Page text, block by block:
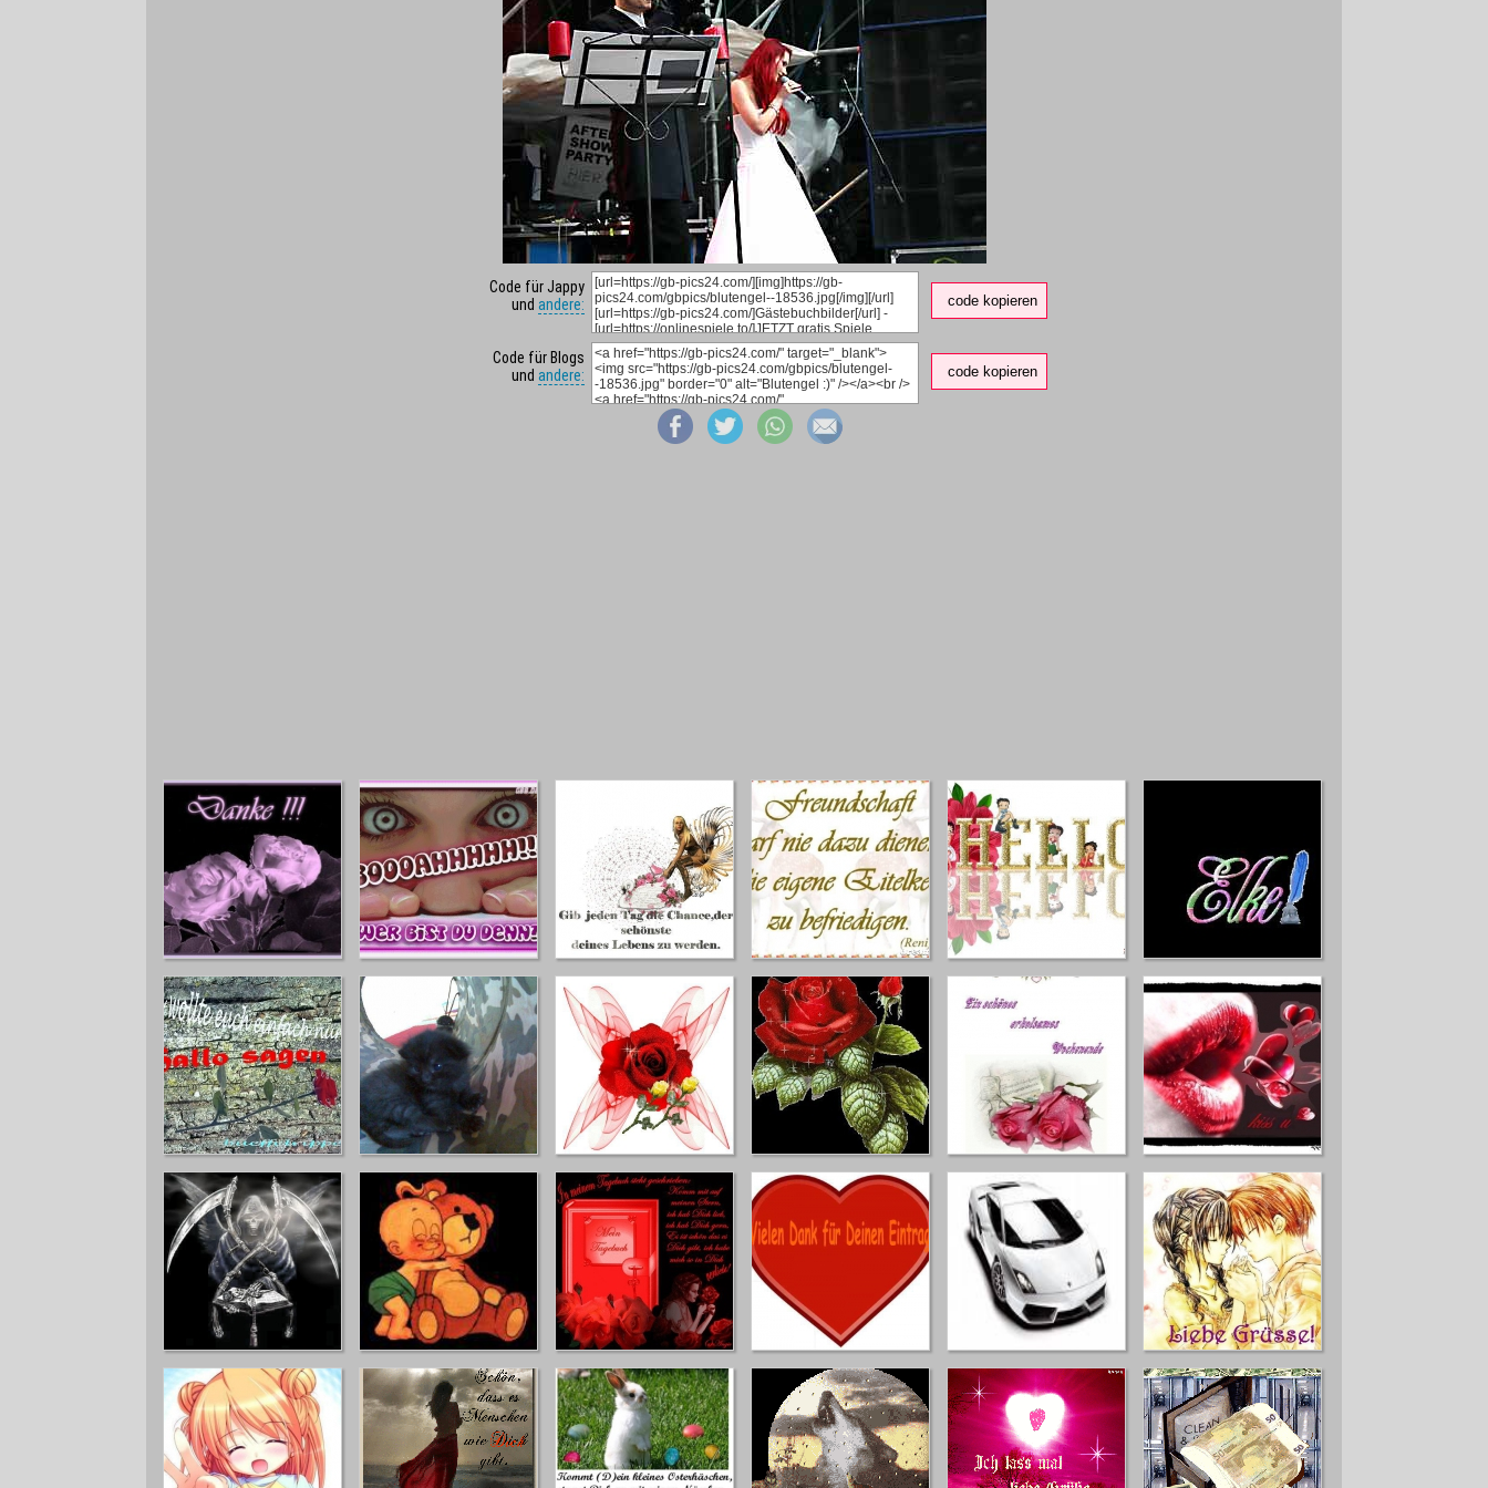
Code für Jappy
und andere: code kopieren
Code für Blogs
und andere: code kopieren